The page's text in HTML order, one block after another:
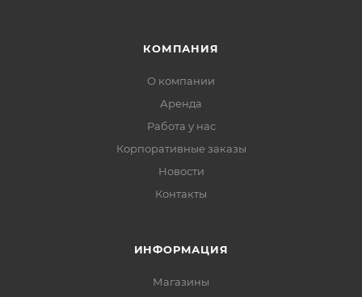
КОМПАНИЯ
О компании
Аренда
Работа у нас
Корпоративные заказы
Новости
Контакты
ИНФОРМАЦИЯ
Магазины